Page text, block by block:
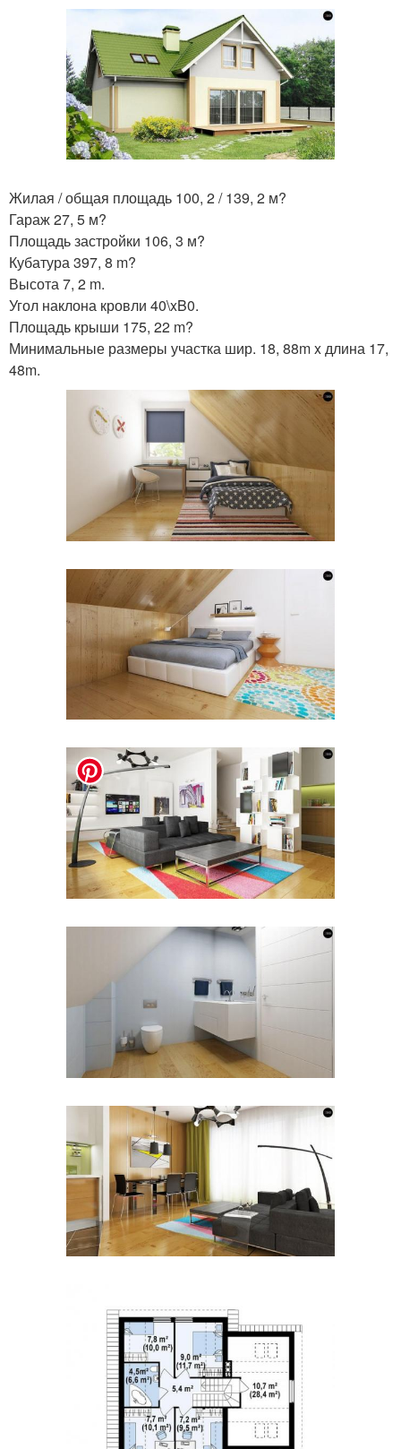
Жилая / общая площадь 100, 2 / 139, 2 м?
Гараж 27, 5 м?
Площадь застройки 106, 3 м?
Кубатура 397, 8 m?
Высота 7, 2 m.
Угол наклона кровли 40\xB0.
Площадь крыши 175, 22 m?
Минимальные размеры участка шир. 18, 88m x длина 17,
48m.